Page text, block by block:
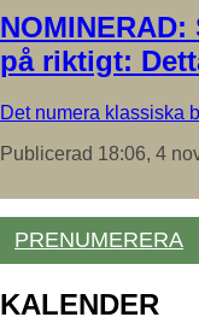
på riktigt:
Det numera klassiska
Publicerad 18:06, 4
PRENUMERERA
KALENDER